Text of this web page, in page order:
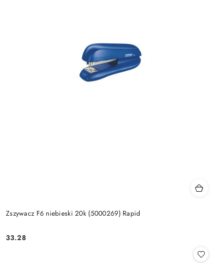
Zszywacz F6 niebieski 20k (5000269) Rapid
Cena:
33.28